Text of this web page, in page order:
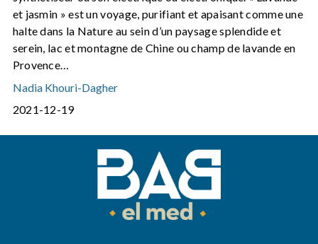
et jasmin » est un voyage, purifiant et apaisant comme une
halte dans la Nature au sein d’un paysage splendide et
serein, lac et montagne de Chine ou champ de lavande en
Provence…
Nadia Khouri-Dagher
2021-12-19